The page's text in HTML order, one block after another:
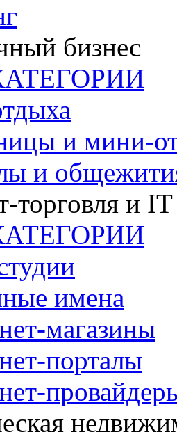
бизнес
и мини-
и
торговля и IT
имена
магазины
порталы